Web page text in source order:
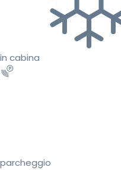
in cabina
parcheggio